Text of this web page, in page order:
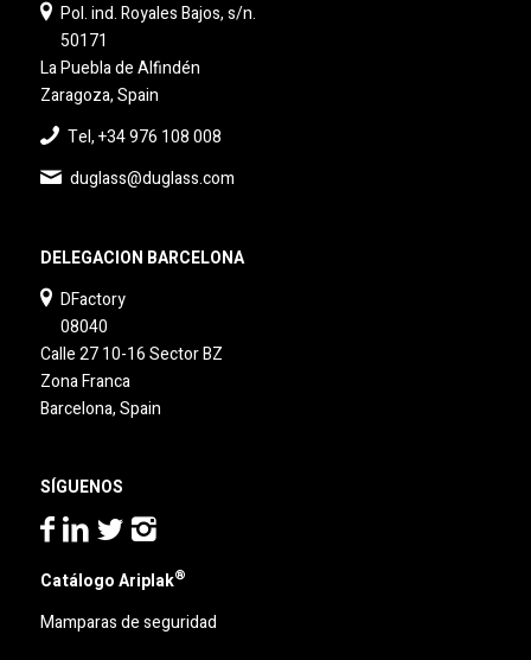
Pol. ind. Royales Bajos, s/n.
50171
La Puebla de Alfindén
Zaragoza, Spain
Tel, +34 976 108 008
duglass@duglass.com
DELEGACION BARCELONA
DFactory
08040
Calle 27 10-16 Sector BZ
Zona Franca
Barcelona, Spain
SÍGUENOS
Catálogo Ariplak®
Mamparas de seguridad